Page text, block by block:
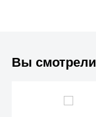
Вы смотрели